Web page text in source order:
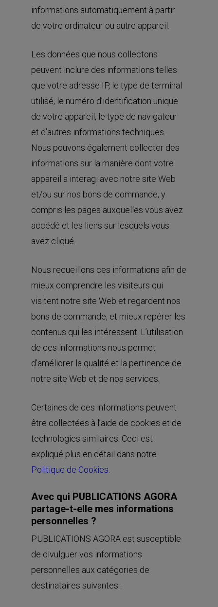
informations automatiquement à partir
de votre ordinateur ou autre appareil.
Les données que nous collectons
peuvent inclure des informations telles
que votre adresse IP, le type de terminal
utilisé, le numéro d’identification unique
de votre appareil, le type de navigateur
et d’autres informations techniques.
Nous pouvons également collecter des
informations sur la manière dont votre
appareil a interagi avec notre site Web
et/ou sur nos bons de commande, y
compris les pages auxquelles vous avez
accédé et les liens sur lesquels vous
avez cliqué.
Nous recueillons ces informations afin de
mieux comprendre les visiteurs qui
visitent notre site Web et regardent nos
bons de commande, et mieux repérer les
contenus qui les intéressent. L’utilisation
de ces informations nous permet
d’améliorer la qualité et la pertinence de
notre site Web et de nos services.
Certaines de ces informations peuvent
être collectées à l’aide de cookies et de
technologies similaires. Ceci est
expliqué plus en détail dans notre
Politique de Cookies
Avec qui PUBLICATIONS AGORA
partage-t-elle mes informations
personnelles ?
PUBLICATIONS AGORA est susceptible
de divulguer vos informations
personnelles aux catégories de
destinataires suivantes :